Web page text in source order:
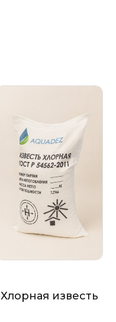
Хлорная известь